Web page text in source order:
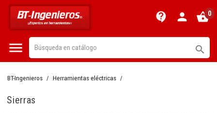
contact_support person shopping_basket0
 
BT-Ingenieros Herramientas eléctricas
Sierras